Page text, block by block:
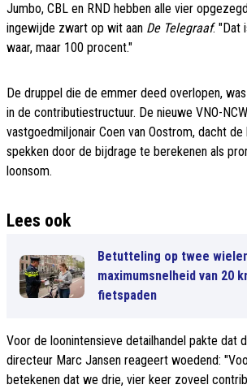
Jumbo, CBL en RND hebben alle vier
ingewijde zwart op wit aan De Telegraaf. "Dat
waar, maar 100 procent."
De druppel die de emmer deed overlopen,
in de contributiestructuur. De nieuwe VNO-
vastgoedmiljonair Coen van Oostrom, dacht de
spekken door de bijdrage te berekenen als
loonsom.
Lees ook
Betutteling op twee
maximumsnelheid van 20
fietspaden
Voor de loonintensieve detailhandel pakte dat
directeur Marc Jansen reageert woedend:
betekenen dat we drie, vier keer zoveel